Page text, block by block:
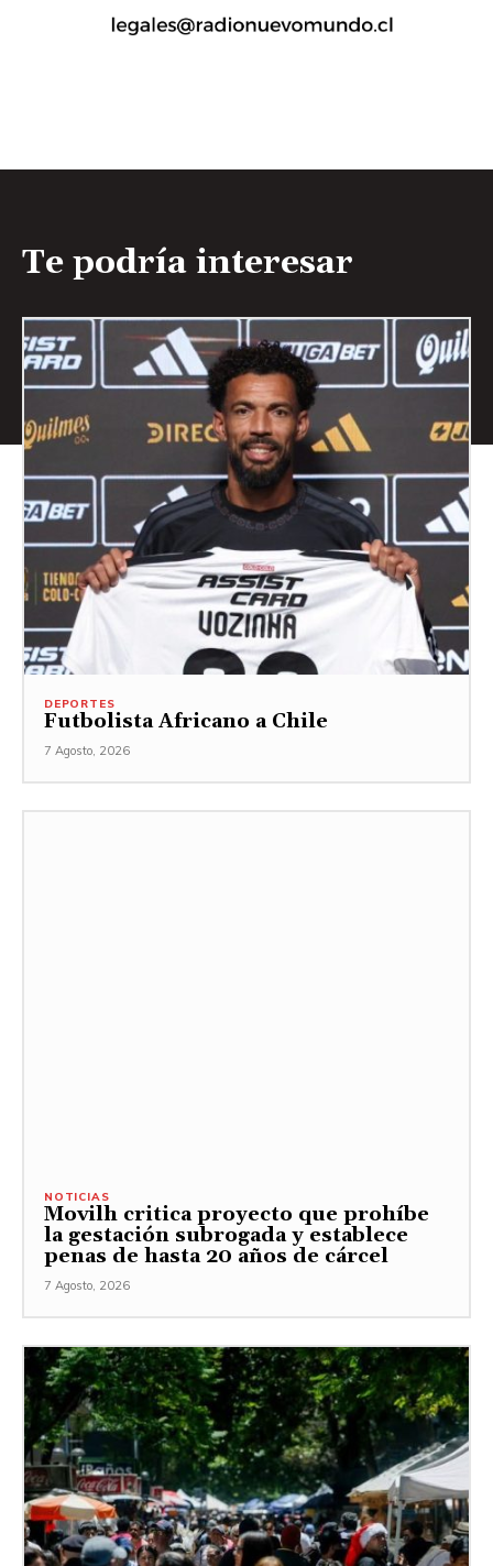
Te podría interesar
DEPORTES
Futbolista Africano a Chile
7 Agosto, 2026
NOTICIAS
Movilh critica proyecto que prohíbe
la gestación subrogada y establece
penas de hasta 20 años de cárcel
7 Agosto, 2026